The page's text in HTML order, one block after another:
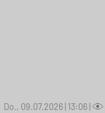
Do., 09.07.2026 | 13:06